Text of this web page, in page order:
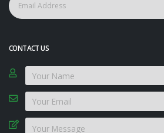
CONTACT US